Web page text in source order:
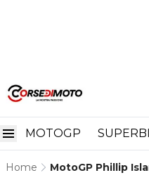
MOTOGP
Home MotoGP Phillip